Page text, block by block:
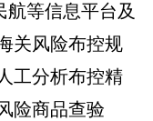
航等信息平台及
关风险布控规
工分析布控精
险商品查验